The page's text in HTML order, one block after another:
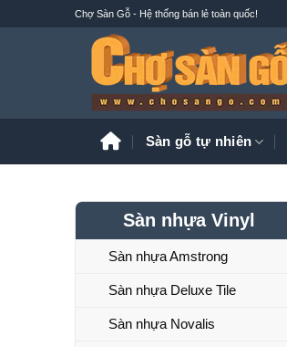
Chợ Sàn Gỗ - Hệ thống bán lẻ toàn quốc!
Sàn gỗ tự nhiên
Sàn nhựa Vinyl
Sàn nhựa Amstrong
Sàn nhựa Deluxe Tile
Sàn nhựa Novalis